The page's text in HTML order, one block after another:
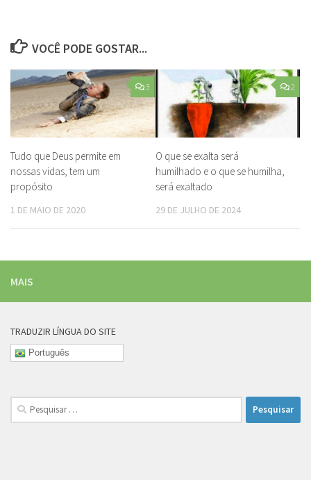
VOCÊ PODE GOSTAR...
3
Tudo que Deus permite em
nossas vidas, tem um
propósito
1 DE MAIO DE 2020
2
O que se exalta será
humilhado e o que se humilha,
será exaltado
29 DE JULHO DE 2024
MAIS
TRADUZIR LÍNGUA DO SITE
Português
Pesquisar
por: